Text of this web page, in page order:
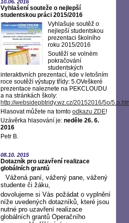
10.06. 2016
Vyhlašení souteže o nejlepší
studentskou práci 2015/2016
Vyhlašuje soutěž o
nejlepší studentskou
prezentaci školního
roku 2015/2016
Soutěží se volném
pokračování
studentských
interaktivních prezentací, kde v letošním
roce soutěží výstupy třídy: 5.OVeškeré
prezentace naleznete na PEKCLOUDU
a na stránkách školy:
http://websidepbtridy.wz.cz/20152016/5o/
Hlasovat můžete na tomto odkazu ZDE!
Uzávěrka hlasování je: neděle 26. 6.
2016
Petr B.
08.10. 2015
Dotazník pro uzavření realizace
globálních grantů
Vážená paní, vážený pane, vážený
studente či žáku,
dovolujeme si Vás požádat o vyplnění
níže uvedených dotazníků, které jsou
nutné pro uzavření realizace
globálních grantů Operačního